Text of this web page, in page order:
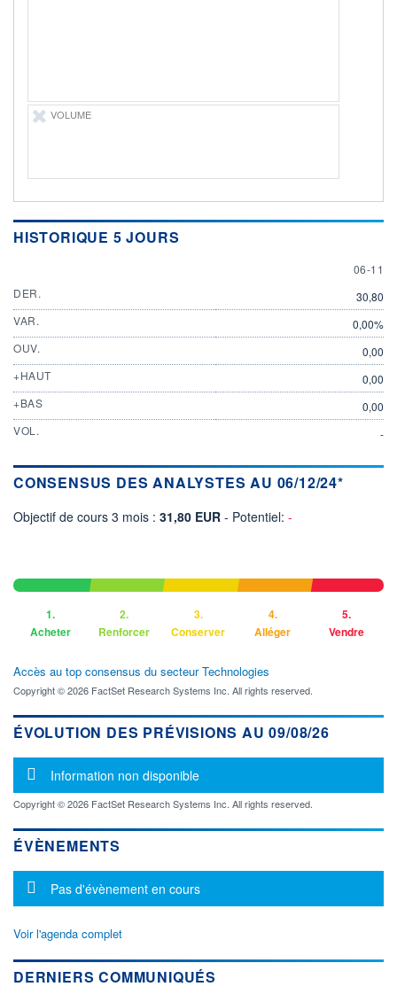
-
Boursobank
+ ALERTE + PORTEFEUILLE + LISTE
VOLUME
HISTORIQUE 5 JOURS
6
06-11
DER.
30,80
VAR.
0,00%
OUV.
0,00
+HAUT
0,00
+BAS
0,00
VOL.
-
CONSENSUS DES ANALYSTES AU 06/12/24*
Objectif de cours 3 mois : 31,80 EUR - Potentiel: -
1.
Acheter
2.
Renforcer
3.
Conserver
4.
Alléger
5.
Vendre
Accès au top consensus du secteur Technologies
Copyright © 2026 FactSet Research Systems Inc. All rights reserved.
ÉVOLUTION DES PRÉVISIONS AU 09/08/26
Message d'information
Information non disponible
Copyright © 2026 FactSet Research Systems Inc. All rights reserved.
ÉVÈNEMENTS
Message d'information
Pas d'évènement en cours
Voir l'agenda complet
DERNIERS COMMUNIQUÉS